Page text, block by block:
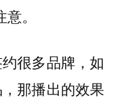
。
很多品牌，如
那播出的效果